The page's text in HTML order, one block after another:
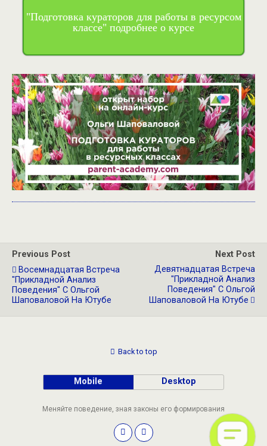
"Подготовка кураторов для работы в ресурсом
классе" подробнее о курсе
Previous Post
Восемнадцатая Встреча
"Прикладной Анализ
Поведения" С Ольгой
Шаповаловой На Ютубе
Next Post
Девятнадцатая Встреча
"Прикладной Анализ
Поведения" С Ольгой
Шаповаловой На Ютубе
Back to top
Mobile Desktop
Меняйте поведение, зная законы его формирования